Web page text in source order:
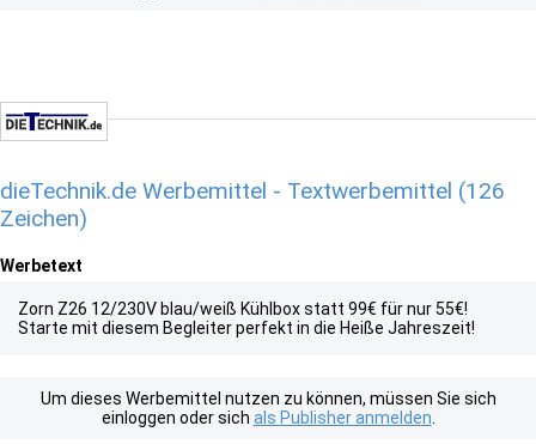
dieTechnik.de Werbemittel - Textwerbemittel (126
Zeichen)
Werbetext
Zorn Z26 12/230V blau/weiß Kühlbox statt 99€ für nur 55€!
Starte mit diesem Begleiter perfekt in die Heiße Jahreszeit!
Um dieses Werbemittel nutzen zu können, müssen Sie sich
einloggen oder sich als Publisher anmelden